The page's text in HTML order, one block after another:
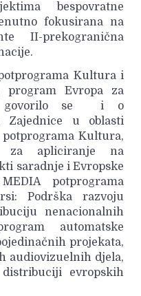
bespovratne
fokusirana na
II-prekogranična
Kultura i
program Evropa za
a govorilo se i o
Zajednice u oblasti
Kultura,
za apliciranje na
saradnje i Evropske
potprograma
Podrška razvoju
nenacionalnih
automatske
projekata,
audiovizuelnih djela,
evropskih